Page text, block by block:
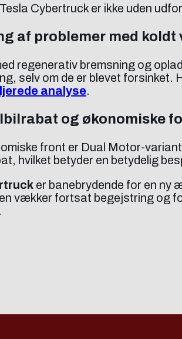
Cybertruck er ikke uden
af problemer med koldt
regenerativ bremsning og
selv om de er blevet forsinket.
analyse.
og økonomiske
front er Dual Motor-
hvilket betyder en betydelig
er banebrydende for en ny
vækker fortsat begejstring og